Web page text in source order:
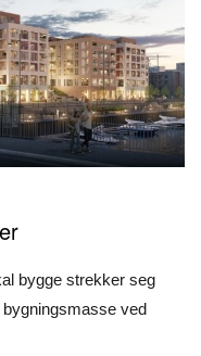
bygge strekker seg
ved